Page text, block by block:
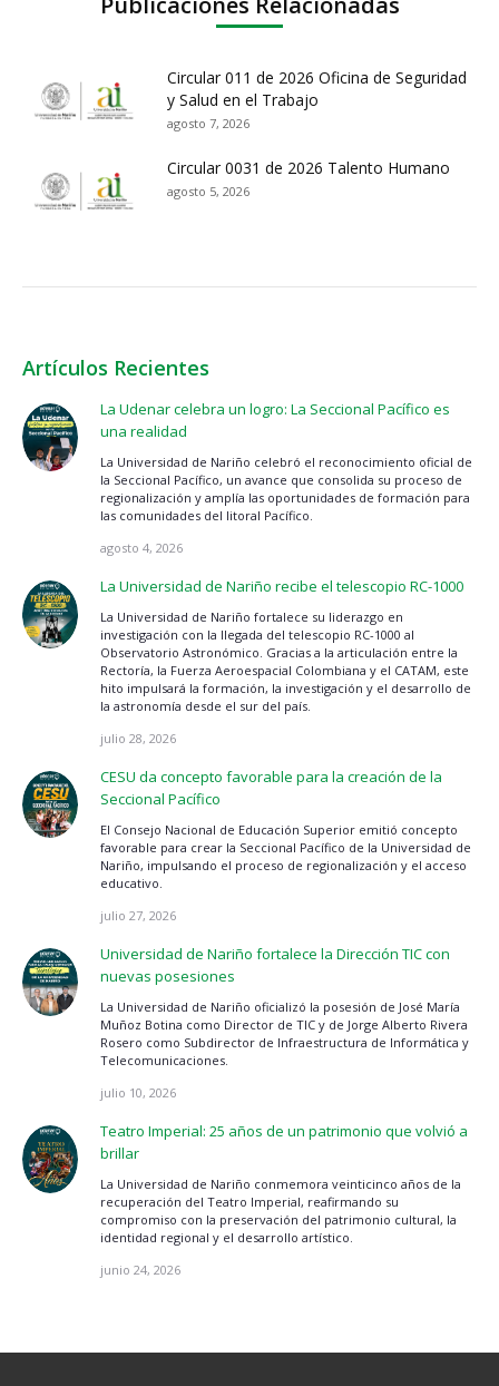
Circular 011 de 2026 Oficina de Seguridad
y Salud en el Trabajo
agosto 7, 2026
Circular 0031 de 2026 Talento Humano
agosto 5, 2026
Artículos Recientes
La Udenar celebra un logro: La Seccional Pacífico es
una realidad
La Universidad de Nariño celebró el reconocimiento oficial de
la Seccional Pacífico, un avance que consolida su proceso de
regionalización y amplía las oportunidades de formación para
las comunidades del litoral Pacífico.
agosto 4, 2026
La Universidad de Nariño recibe el telescopio RC-1000
La Universidad de Nariño fortalece su liderazgo en
investigación con la llegada del telescopio RC-1000 al
Observatorio Astronómico. Gracias a la articulación entre la
Rectoría, la Fuerza Aeroespacial Colombiana y el CATAM, este
hito impulsará la formación, la investigación y el desarrollo de
la astronomía desde el sur del país.
julio 28, 2026
CESU da concepto favorable para la creación de la
Seccional Pacífico
El Consejo Nacional de Educación Superior emitió concepto
favorable para crear la Seccional Pacífico de la Universidad de
Nariño, impulsando el proceso de regionalización y el acceso
educativo.
julio 27, 2026
Universidad de Nariño fortalece la Dirección TIC con
nuevas posesiones
La Universidad de Nariño oficializó la posesión de José María
Muñoz Botina como Director de TIC y de Jorge Alberto Rivera
Rosero como Subdirector de Infraestructura de Informática y
Telecomunicaciones.
julio 10, 2026
Teatro Imperial: 25 años de un patrimonio que volvió a
brillar
La Universidad de Nariño conmemora veinticinco años de la
recuperación del Teatro Imperial, reafirmando su
compromiso con la preservación del patrimonio cultural, la
identidad regional y el desarrollo artístico.
junio 24, 2026